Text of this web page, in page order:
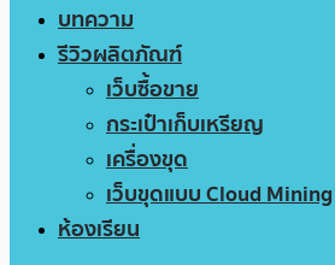
บทความ
รีวิวผลิตภัณฑ์
เว็บซื้อขาย
กระเป๋าเก็บเหรียญ
เครื่องขุด
เว็บขุดแบบ Cloud Mining
ห้องเรียน